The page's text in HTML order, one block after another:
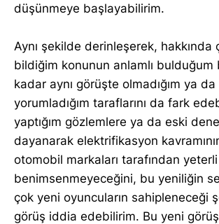
düşünmeye başlayabilirim.
Aynı şekilde derinleşerek, hakkında
bildiğim konunun anlamlı bulduğum
kadar aynı görüşte olmadığım ya da
yorumladığım taraflarını da fark
yaptığım gözlemlere ya da eski
dayanarak elektrifikasyon
otomobil markaları tarafından
benimsenmeyeceğini, bu yeniliğin
çok yeni oyuncuların sahipleneceği
görüş iddia edebilirim. Bu yeni